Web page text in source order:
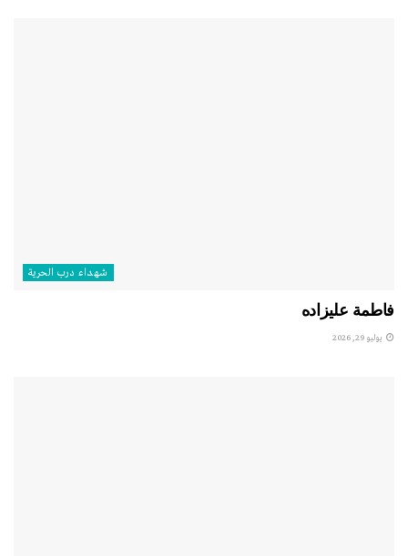
شهداء درب الحرية
فاطمة عليزاده
يوليو 29, 2026